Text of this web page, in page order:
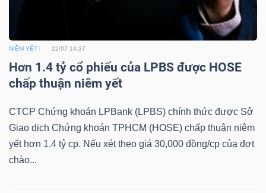
NIÊM YẾT 22/07 14:37
Hơn 1.4 tỷ cổ phiếu của LPBS được HOSE
chấp thuận niêm yết
CTCP Chứng khoán LPBank (LPBS) chính thức được Sở
Giao dịch Chứng khoán TPHCM (HOSE) chấp thuận niêm
yết hơn 1.4 tỷ cp. Nếu xét theo giá 30,000 đồng/cp của đợt
chào...
TRUYỀN
THÔNG
TIỆN
ÍCH